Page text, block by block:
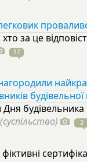
хто за це
17
будівельної
Дня будівельника
(суспільство) 3